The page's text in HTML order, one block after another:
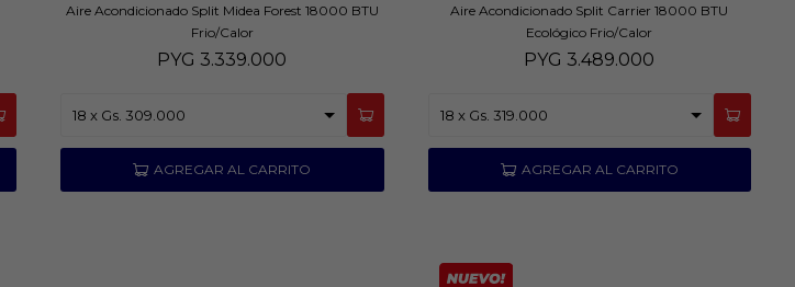
Aire Acondicionado Split Midea Forest 18000 BTU
Frio/Calor
PYG 3.339.000
Aire Acondicionado Split Carrier 18000 BTU
Ecológico Frio/Calor
PYG 3.489.000